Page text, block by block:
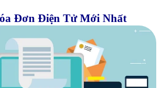
Đơn Điện Tử Mới Nhất